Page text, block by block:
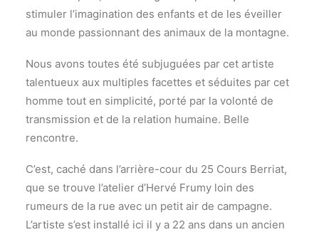
stimuler l’imagination des enfants et de les éveiller
au monde passionnant des animaux de la montagne.
Nous avons toutes été subjuguées par cet artiste
talentueux aux multiples facettes et séduites par cet
homme tout en simplicité, porté par la volonté de
transmission et de la relation humaine. Belle
rencontre.
C’est, caché dans l’arrière-cour du 25 Cours Berriat,
que se trouve l’atelier d’Hervé Frumy loin des
rumeurs de la rue avec un petit air de campagne.
L’artiste s’est installé ici il y a 22 ans dans un ancien